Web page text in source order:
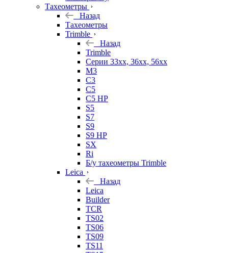
Тахеометры
Назад
Тахеометры
Trimble
Назад
Trimble
Серии 33xx, 36xx, 56xx
M3
C3
C5
C5 HP
S5
S7
S9
S9 HP
SX
Ri
Б/у тахеометры Trimble
Leica
Назад
Leica
Builder
TCR
TS02
TS06
TS09
TS11